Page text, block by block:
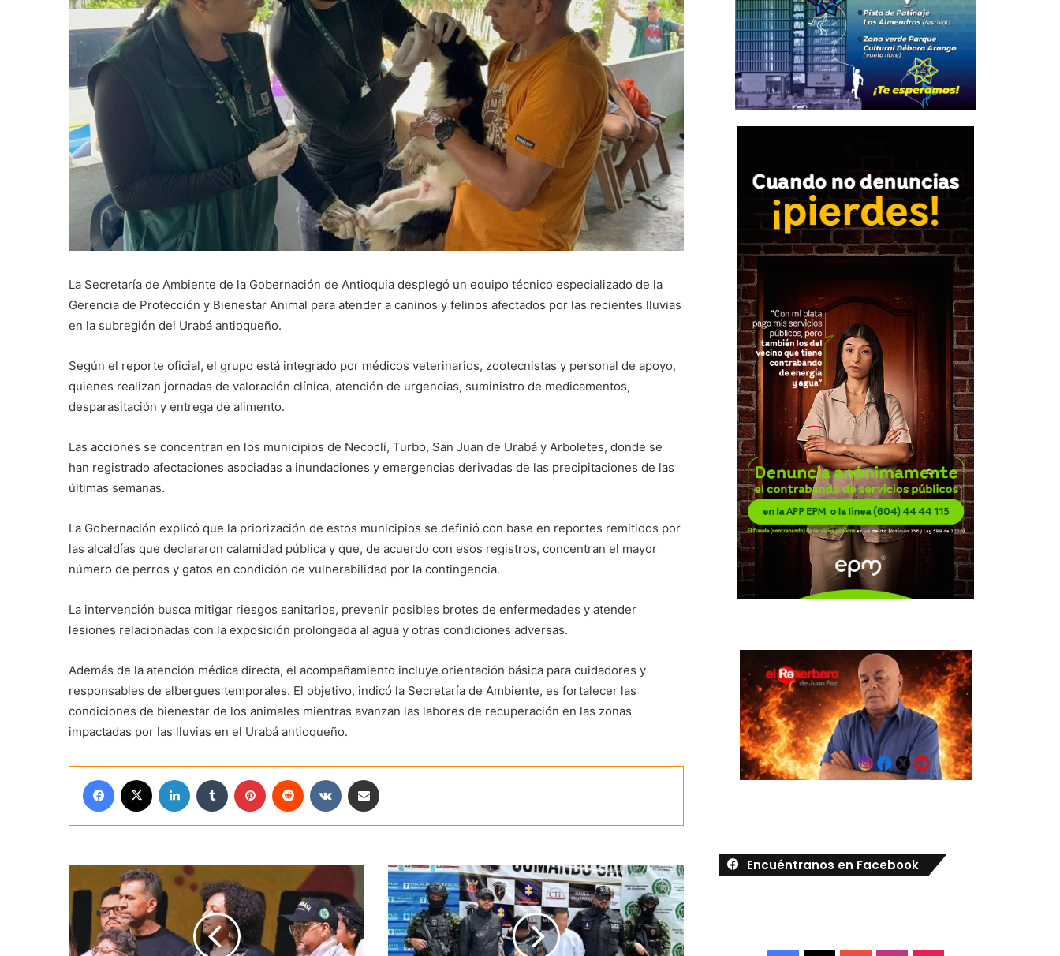
La Secretaría de Ambiente de la Gobernación de Antioquia desplegó un equipo técnico especializado de la
Gerencia de Protección y Bienestar Animal para atender a caninos y felinos afectados por las recientes lluvias
en la subregión del Urabá antioqueño.
Según el reporte oficial, el grupo está integrado por médicos veterinarios, zootecnistas y personal de apoyo,
quienes realizan jornadas de valoración clínica, atención de urgencias, suministro de medicamentos,
desparasitación y entrega de alimento.
Las acciones se concentran en los municipios de Necoclí, Turbo, San Juan de Urabá y Arboletes, donde se
han registrado afectaciones asociadas a inundaciones y emergencias derivadas de las precipitaciones de las
últimas semanas.
La Gobernación explicó que la priorización de estos municipios se definió con base en reportes remitidos por
las alcaldías que declararon calamidad pública y que, de acuerdo con esos registros, concentran el mayor
número de perros y gatos en condición de vulnerabilidad por la contingencia.
La intervención busca mitigar riesgos sanitarios, prevenir posibles brotes de enfermedades y atender
lesiones relacionadas con la exposición prolongada al agua y otras condiciones adversas.
Además de la atención médica directa, el acompañamiento incluye orientación básica para cuidadores y
responsables de albergues temporales. El objetivo, indicó la Secretaría de Ambiente, es fortalecer las
condiciones de bienestar de los animales mientras avanzan las labores de recuperación en las zonas
impactadas por las lluvias en el Urabá antioqueño.
Facebook LinkedIn Tumblr Pinterest Reddit VKontakte
Encuéntranos en Facebook